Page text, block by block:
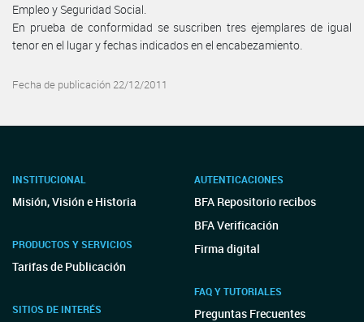
Empleo y Seguridad Social.
En prueba de conformidad se suscriben tres ejemplares de igual
tenor en el lugar y fechas indicados en el encabezamiento.
Fecha de publicación 22/12/2011
INSTITUCIONAL
Misión, Visión e Historia
PRODUCTOS Y SERVICIOS
Tarifas de Publicación
SITIOS DE INTERÉS
AUTENTICACIONES
BFA Repositorio recibos
BFA Verificación
Firma digital
FAQ Y TUTORIALES
Preguntas Frecuentes